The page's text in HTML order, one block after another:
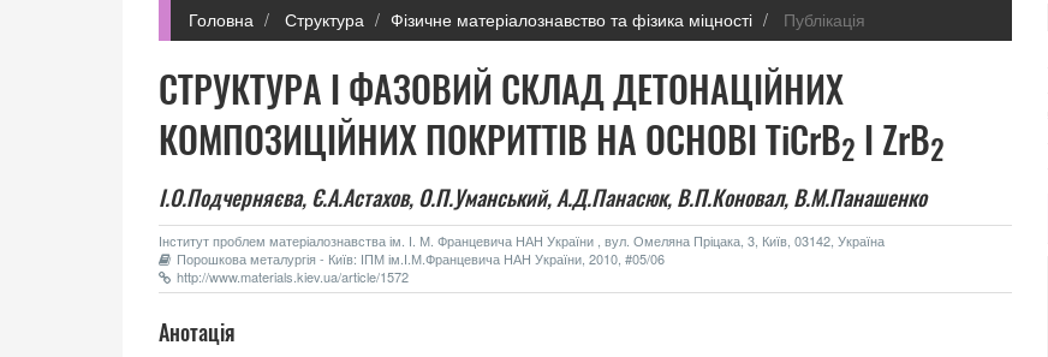
Головна Структура Фізичне матеріалознавство та фізика міцності Публікація
СТРУКТУРА І ФАЗОВИЙ СКЛАД ДЕТОНАЦІЙНИХ
КОМПОЗИЦІЙНИХ ПОКРИТТІВ НА ОСНОВІ TiCrB2 І ZrB2
І.О.Подчерняєва, Є.А.Астахов, О.П.Уманський, А.Д.Панасюк, В.П.Коновал, В.М.Панашенко
Інститут проблем матеріалознавства ім. І. М. Францевича НАН України , вул. Омеляна Пріцака, 3, Київ, 03142, Україна
Порошкова металургія - Київ: ІПМ ім.І.М.Францевича НАН України, 2010, #05/06
http://www.materials.kiev.ua/article/1572
Анотація